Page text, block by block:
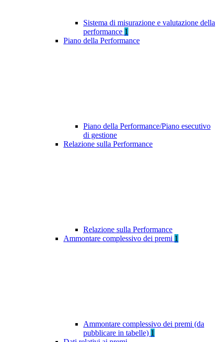
Sistema di misurazione e valutazione della
performance 1
Piano della Performance
Piano della Performance/Piano esecutivo
di gestione
Relazione sulla Performance
Relazione sulla Performance
Ammontare complessivo dei premi 1
Ammontare complessivo dei premi (da
pubblicare in tabelle) 1